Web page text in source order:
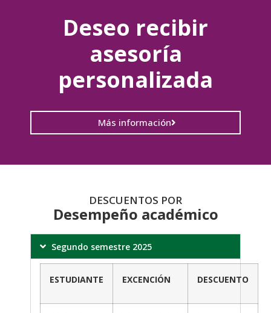
Deseo recibir
asesoría
personalizada
Más información
DESCUENTOS POR
Desempeño académico
Segundo semestre 2025
ESTUDIANTE EXCENCIÓN DESCUENTO